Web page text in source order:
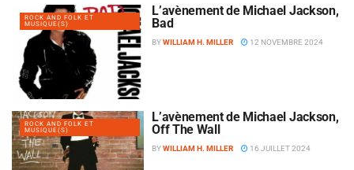
ROCK AND FOLK ET
MUSIQUE(S)
L’avènement de Michael Jackson,
Bad
BYWILLIAM H. MILLER 12 NOVEMBRE 2024
ROCK AND FOLK ET
MUSIQUE(S)
L’avènement de Michael Jackson,
Off The Wall
BYWILLIAM H. MILLER 16 JUILLET 2024